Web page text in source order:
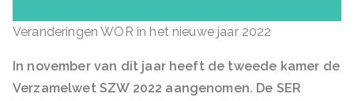
Veranderingen WOR in het nieuwe jaar 2022
In november van dit jaar heeft de tweede kamer de
Verzamelwet SZW 2022 aangenomen. De SER